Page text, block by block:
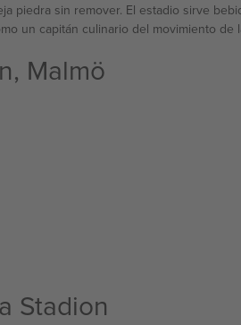
piedra sin remover. El estadio sirve
un capitán culinario del movimiento de
Malmö
Stadion